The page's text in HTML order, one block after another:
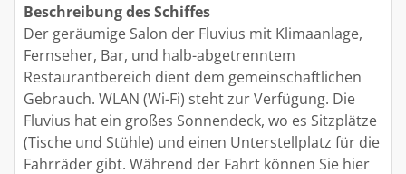
Beschreibung des Schiffes
Der geräumige Salon der Fluvius mit Klimaanlage,
Fernseher, Bar, und halb-abgetrenntem
Restaurantbereich dient dem gemeinschaftlichen
Gebrauch. WLAN (Wi-Fi) steht zur Verfügung. Die
Fluvius hat ein großes Sonnendeck, wo es Sitzplätze
(Tische und Stühle) und einen Unterstellplatz für die
Fahrräder gibt. Während der Fahrt können Sie hier